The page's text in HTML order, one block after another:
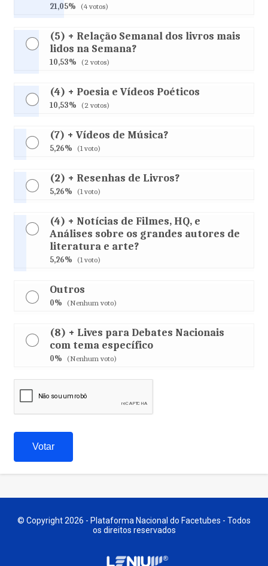
21,05% (4 votos)
(5) + Relação Semanal dos livros mais
lidos na Semana?
10,53% (2 votos)
(4) + Poesia e Vídeos Poéticos
10,53% (2 votos)
(7) + Vídeos de Música?
5,26% (1 voto)
(2) + Resenhas de Livros?
5,26% (1 voto)
(4) + Notícias de Filmes, HQ, e
Análises sobre os grandes autores de
literatura e arte?
5,26% (1 voto)
Outros
0% (Nenhum voto)
(8) + Lives para Debates Nacionais
com tema específico
0% (Nenhum voto)
© Copyright 2026 - Plataforma Nacional do Facetubes - Todos
os direitos reservados